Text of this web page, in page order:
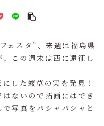
ェスタ”、来週は福島県
この週末は西に遠征し
した蝮草の実を発見！
ないので拓画にはでき
写真をパシャパシャと